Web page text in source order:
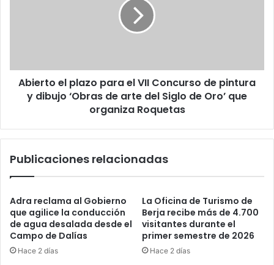
Abierto el plazo para el VII Concurso de pintura
y dibujo ‘Obras de arte del Siglo de Oro’ que
organiza Roquetas
Publicaciones relacionadas
Adra reclama al Gobierno
que agilice la conducción
de agua desalada desde el
Campo de Dalías
Hace 2 días
La Oficina de Turismo de
Berja recibe más de 4.700
visitantes durante el
primer semestre de 2026
Hace 2 días